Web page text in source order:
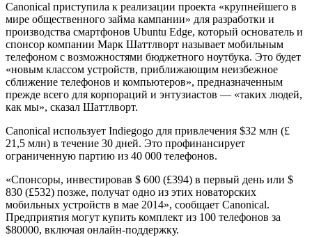
Canonical приступила к реализации проекта «крупнейшего в
мире общественного займа кампании» для разработки и
производства смартфонов Ubuntu Edge, который основатель и
спонсор компании Марк Шаттлворт называет мобильным
телефоном с возможностями бюджетного ноутбука. Это будет
«новым классом устройств, приближающим неизбежное
сближение телефонов и компьютеров», предназначенным
прежде всего для корпораций и энтузиастов — «таких людей,
как мы», сказал Шаттлворт.
Canonical использует Indiegogo для привлечения $32 млн (£
21,5 млн) в течение 30 дней. Это профинансирует
ограниченную партию из 40 000 телефонов.
«Спонсоры, инвестировав $ 600 (£394) в первый день или $
830 (£532) позже, получат одно из этих новаторских
мобильных устройств в мае 2014», сообщает Canonical.
Предприятия могут купить комплект из 100 телефонов за
$80000, включая онлайн-поддержку.